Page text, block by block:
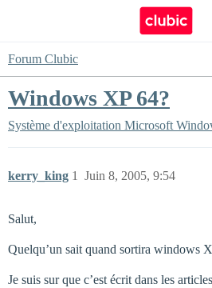
Forum Clubic
Windows XP 64?
Système d'exploitation Microsoft
kerry_king Juin 8, 2005, 9:54
1
Salut,
Quelqu’un sait quand sortira windows
Je suis sur que c’est écrit dans les